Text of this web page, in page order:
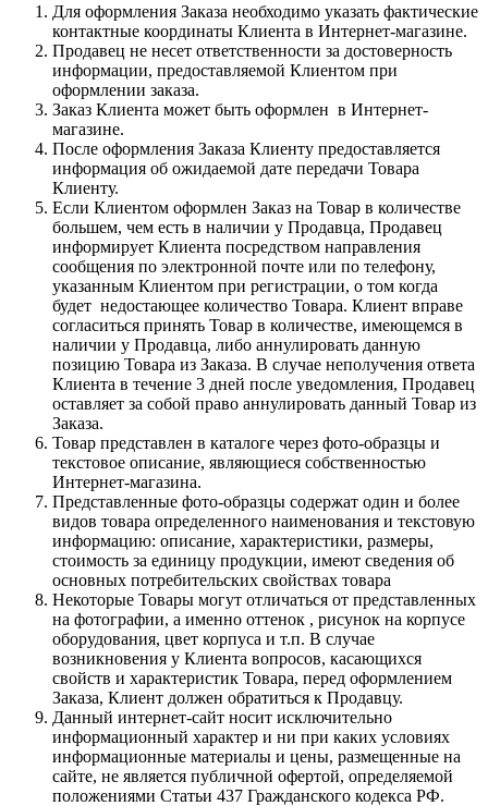
Для оформления Заказа необходимо указать фактические
контактные координаты Клиента в Интернет-магазине.
Продавец не несет ответственности за достоверность
информации, предоставляемой Клиентом при
оформлении заказа.
Заказ Клиента может быть оформлен в Интернет-
магазине.
После оформления Заказа Клиенту предоставляется
информация об ожидаемой дате передачи Товара
Клиенту.
Если Клиентом оформлен Заказ на Товар в количестве
большем, чем есть в наличии у Продавца, Продавец
информирует Клиента посредством направления
сообщения по электронной почте или по телефону,
указанным Клиентом при регистрации, о том когда
будет недостающее количество Товара. Клиент вправе
согласиться принять Товар в количестве, имеющемся в
наличии у Продавца, либо аннулировать данную
позицию Товара из Заказа. В случае неполучения ответа
Клиента в течение 3 дней после уведомления, Продавец
оставляет за собой право аннулировать данный Товар из
Заказа.
Товар представлен в каталоге через фото-образцы и
текстовое описание, являющиеся собственностью
Интернет-магазина.
Представленные фото-образцы содержат один и более
видов товара определенного наименования и текстовую
информацию: описание, характеристики, размеры,
стоимость за единицу продукции, имеют сведения об
основных потребительских свойствах товара
Некоторые Товары могут отличаться от представленных
на фотографии, а именно оттенок , рисунок на корпусе
оборудования, цвет корпуса и т.п. В случае
возникновения у Клиента вопросов, касающихся
свойств и характеристик Товара, перед оформлением
Заказа, Клиент должен обратиться к Продавцу.
Данный интернет-сайт носит исключительно
информационный характер и ни при каких условиях
информационные материалы и цены, размещенные на
сайте, не является публичной офертой, определяемой
положениями Статьи 437 Гражданского кодекса РФ.